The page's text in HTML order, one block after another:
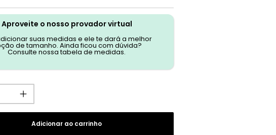
Aproveite o nosso provador virtual
suas medidas e ele te dará a melhor
de tamanho. Ainda ficou com dúvida?
Consulte nossa tabela de medidas.
Adicionar ao carrinho